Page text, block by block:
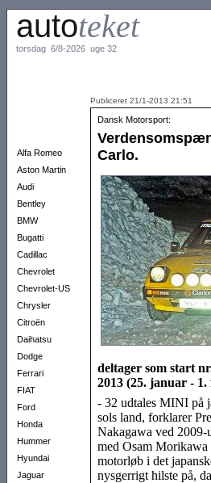
autoteket
torsdag 6/8-2026 uge 32
Alfa Romeo
Aston Martin
Audi
Bentley
BMW
Bugatti
Cadillac
Chevrolet
Chevrolet-US
Chrysler
Citroën
Daihatsu
Dodge
Ferrari
FIAT
Ford
Honda
Hummer
Hyundai
Jaguar
Publiceret 21/1-2013 21:51
Dansk Motorsport:
Carlo.
deltager som start
2013 (25. januar -
- 32 udtales MINI på
sols land, forklarer
Nakagawa ved
med Osam
motorløb i det
nysgerrigt hilste på,